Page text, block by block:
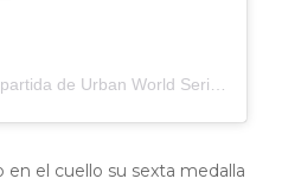
en el cuello su sexta medalla